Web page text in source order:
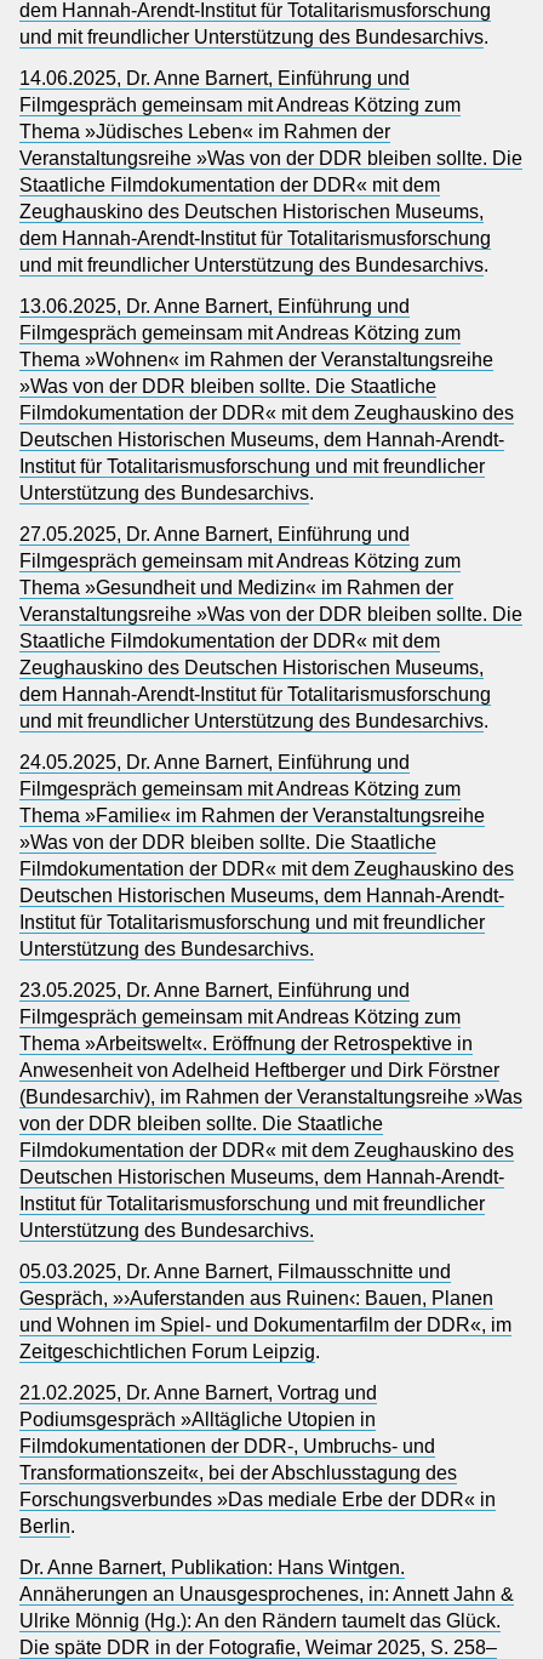
dem Hannah-Arendt-Institut für Totalitarismusforschung
und mit freundlicher Unterstützung des Bundesarchivs.
14.06.2025, Dr. Anne Barnert, Einführung und
Filmgespräch gemeinsam mit Andreas Kötzing zum
Thema »Jüdisches Leben« im Rahmen der
Veranstaltungsreihe »Was von der DDR bleiben sollte. Die
Staatliche Filmdokumentation der DDR« mit dem
Zeughauskino des Deutschen Historischen Museums,
dem Hannah-Arendt-Institut für Totalitarismusforschung
und mit freundlicher Unterstützung des Bundesarchivs.
13.06.2025, Dr. Anne Barnert, Einführung und
Filmgespräch gemeinsam mit Andreas Kötzing zum
Thema »Wohnen« im Rahmen der Veranstaltungsreihe
»Was von der DDR bleiben sollte. Die Staatliche
Filmdokumentation der DDR« mit dem Zeughauskino des
Deutschen Historischen Museums, dem Hannah-Arendt-
Institut für Totalitarismusforschung und mit freundlicher
Unterstützung des Bundesarchivs.
27.05.2025, Dr. Anne Barnert, Einführung und
Filmgespräch gemeinsam mit Andreas Kötzing zum
Thema »Gesundheit und Medizin« im Rahmen der
Veranstaltungsreihe »Was von der DDR bleiben sollte. Die
Staatliche Filmdokumentation der DDR« mit dem
Zeughauskino des Deutschen Historischen Museums,
dem Hannah-Arendt-Institut für Totalitarismusforschung
und mit freundlicher Unterstützung des Bundesarchivs.
24.05.2025, Dr. Anne Barnert, Einführung und
Filmgespräch gemeinsam mit Andreas Kötzing zum
Thema »Familie« im Rahmen der Veranstaltungsreihe
»Was von der DDR bleiben sollte. Die Staatliche
Filmdokumentation der DDR« mit dem Zeughauskino des
Deutschen Historischen Museums, dem Hannah-Arendt-
Institut für Totalitarismusforschung und mit freundlicher
Unterstützung des Bundesarchivs.
23.05.2025, Dr. Anne Barnert, Einführung und
Filmgespräch gemeinsam mit Andreas Kötzing zum
Thema »Arbeitswelt«. Eröffnung der Retrospektive in
Anwesenheit von Adelheid Heftberger und Dirk Förstner
(Bundesarchiv), im Rahmen der Veranstaltungsreihe »Was
von der DDR bleiben sollte. Die Staatliche
Filmdokumentation der DDR« mit dem Zeughauskino des
Deutschen Historischen Museums, dem Hannah-Arendt-
Institut für Totalitarismusforschung und mit freundlicher
Unterstützung des Bundesarchivs.
05.03.2025, Dr. Anne Barnert, Filmausschnitte und
Gespräch, »›Auferstanden aus Ruinen‹: Bauen, Planen
und Wohnen im Spiel- und Dokumentarfilm der DDR«, im
Zeitgeschichtlichen Forum Leipzig.
21.02.2025, Dr. Anne Barnert, Vortrag und
Podiumsgespräch »Alltägliche Utopien in
Filmdokumentationen der DDR-, Umbruchs- und
Transformationszeit«, bei der Abschlusstagung des
Forschungsverbundes »Das mediale Erbe der DDR« in
Berlin.
Dr. Anne Barnert, Publikation: Hans Wintgen.
Annäherungen an Unausgesprochenes, in: Annett Jahn &
Ulrike Mönnig (Hg.): An den Rändern taumelt das Glück.
Die späte DDR in der Fotografie, Weimar 2025, S. 258–